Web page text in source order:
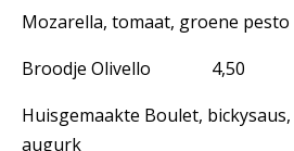
Mozarella, tomaat, groene pesto
Broodje Olivello 4,50
Huisgemaakte Boulet,
augurk